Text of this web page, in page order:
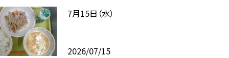
7月15日（水）
2026/07/15